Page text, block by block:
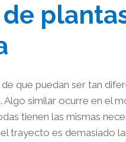
que puedan ser tan
Algo similar ocurre en el
tienen las mismas
trayecto es demasiado